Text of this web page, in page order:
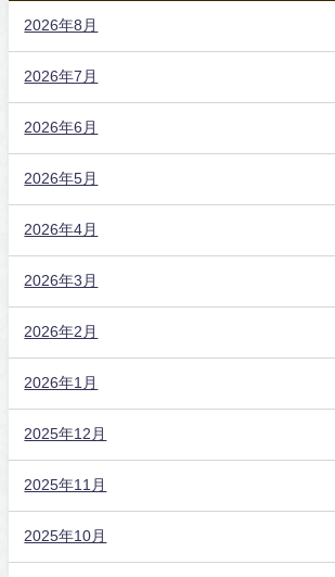
2026年8月
2026年7月
2026年6月
2026年5月
2026年4月
2026年3月
2026年2月
2026年1月
2025年12月
2025年11月
2025年10月